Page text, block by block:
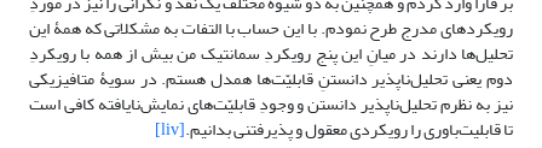
رویکردهای مدرج طرح نمودم. با این حساب با التفات به مشکلاتی که همۀ این
تحلیل‌ها دارند در میانِ این پنج رویکردِ سمانتیک من بیش از همه با رویکردِ
دوم یعنی تحلیل‌ناپذیر دانستنِ قابلیّت‌ها همدل هستم. در سویۀ متافیزیکی
نیز به نظرم تحلیل‌ناپذیر دانستن و وجودِ قابلیّت‌های نمایش‌نایافته کافی است
تا قابلیت‌باوری را رویکردی معقول و پذیرفتنی بدانیم.[liv]